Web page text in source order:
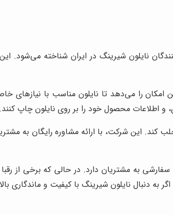
نایلون شیرینگ در ایران شناخته می‌شود.
را می‌دهد تا نایلون مناسب با نیازهای
و اطلاعات محصول خود را بر روی نایلون چاپ کنند.
این شرکت، با ارائه مشاوره رایگان به
به مشتریان دارد. در حالی که برخی از رقبا
به دنبال نایلون شیرینگ با کیفیت و ماندگاری